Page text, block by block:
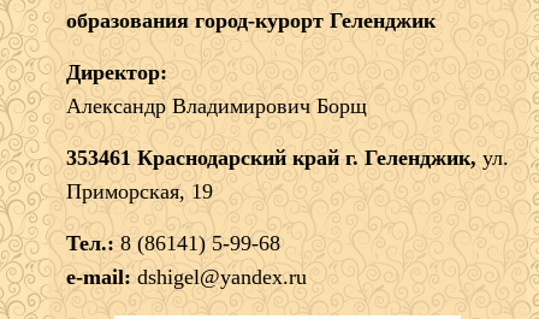
образования город-курорт Геленджик
Директор:
Александр Владимирович Борщ
353461 Краснодарский край г. Геленджик, ул.
Приморская, 19
Тел.: 8 (86141) 5-99-68
e-mail: dshigel@yandex.ru